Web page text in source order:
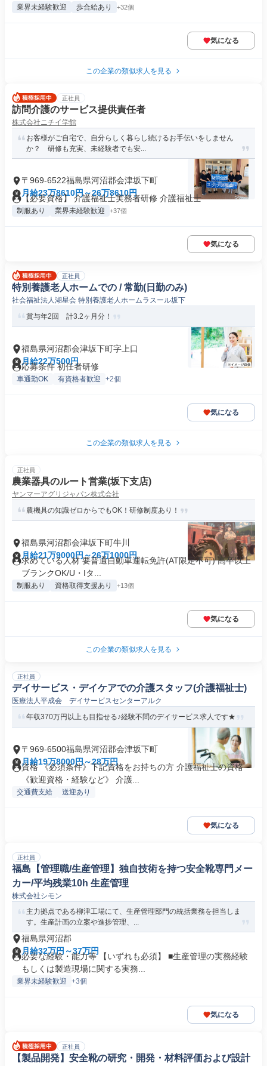
業界未経験歓迎 歩合給あり +32個
気になる
この企業の類似求人を見る
正社員
訪問介護のサービス提供責任者
株式会社ニチイ学館
お客様がご自宅で、自分らしく暮らし続けるお手伝いをしません
か？ 研修も充実、未経験者でも安...
〒969-6522福島県河沼郡会津坂下町
月給23万8610円～26万8610円
【必要資格】 介護福祉士実務者研修 介護福祉士
制服あり 業界未経験歓迎 +37個
気になる
正社員
特別養護老人ホームでの / 常勤(日勤のみ)
社会福祉法人湖星会 特別養護老人ホームラスール坂下
賞与年2回 計3.2ヶ月分！
福島県河沼郡会津坂下町字上口
月給22万500円
応募条件 初任者研修
車通勤OK 有資格者歓迎 +2個
気になる
この企業の類似求人を見る
正社員
農業器具のルート営業(坂下支店)
ヤンマーアグリジャパン株式会社
農機具の知識ゼロからでもOK！研修制度あり！
福島県河沼郡会津坂下町牛川
月給21万9000円～26万1000円
求めている人材 要普通自動車運転免許(AT限定不可) 高卒以上
ブランクOK/U・Iタ...
制服あり 資格取得支援あり +13個
気になる
この企業の類似求人を見る
正社員
デイサービス・デイケアでの介護スタッフ(介護福祉士)
医療法人平成会 デイサービスセンターアルク
年収370万円以上も目指せる♪経験不問のデイサービス求人です★
〒969-6500福島県河沼郡会津坂下町
月給19万8000円～28万円
資格 《必須条件》下記資格をお持ちの方 介護福祉士の資格
《歓迎資格・経験など》 介護...
交通費支給 送迎あり
気になる
正社員
福島【管理職/生産管理】独自技術を持つ安全靴専門メー
カー/平均残業10h 生産管理
株式会社シモン
主力拠点である柳津工場にて、生産管理部門の統括業務を担当しま
す。生産計画の立案や進捗管理、...
福島県河沼郡
月給32万円～37万円
必要な経験・能力等 【いずれも必須】 ■生産管理の実務経験
もしくは製造現場に関する実務...
業界未経験歓迎 +3個
気になる
正社員
【製品開発】安全靴の研究・開発・材料評価および設計